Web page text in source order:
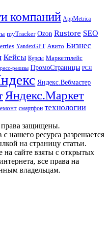
компаний AppMetrica
myTracker Ozon Rustore SEO
YandexGPT Авито Бизнес
Кейсы Курсы Маркетплейс
релизы ПромоСтраницы РСЯ
Яндекс.Вебмастер
Яндекс.Маркет
смартфон технологии
защищены.
нашего ресурса разрешается
на страницу статьи.
сайте взяты с открытых
все права на
владельцам.